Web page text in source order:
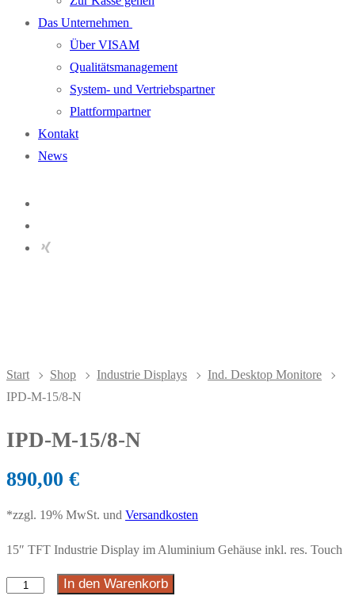
Das Unternehmen
Über VISAM
Qualitätsmanagement
System- und Vertriebspartner
Plattformpartner
Kontakt
News
Start Shop Industrie Displays
Ind. Desktop Monitore
IPD-M-15/8-N
IPD-M-15/8-N
890,00 €
*zzgl. 19% MwSt. und Versandkosten
15″ TFT Industrie Display im Aluminium Gehäuse inkl. res. Touch
In den Warenkorb